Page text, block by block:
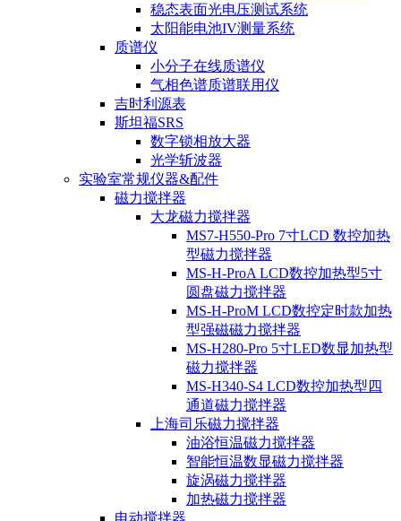
稳态表面光电压测试系统
太阳能电池IV测量系统
质谱仪
小分子在线质谱仪
气相色谱质谱联用仪
吉时利源表
斯坦福SRS
数字锁相放大器
光学斩波器
实验室常规仪器&配件
磁力搅拌器
大龙磁力搅拌器
MS7-H550-Pro 7寸LCD 数控加热
型磁力搅拌器
MS-H-ProA LCD数控加热型5寸
圆盘磁力搅拌器
MS-H-ProM LCD数控定时款加热
型强磁磁力搅拌器
MS-H280-Pro 5寸LED数显加热型
磁力搅拌器
MS-H340-S4 LCD数控加热型四
通道磁力搅拌器
上海司乐磁力搅拌器
油浴恒温磁力搅拌器
智能恒温数显磁力搅拌器
旋涡磁力搅拌器
加热磁力搅拌器